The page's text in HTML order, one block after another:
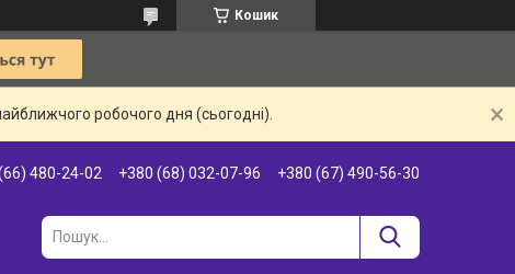
Кошик
робочого дня (сьогодні).
480-24-02 +380 (68) 032-07-96 +380 (67) 490-56-30